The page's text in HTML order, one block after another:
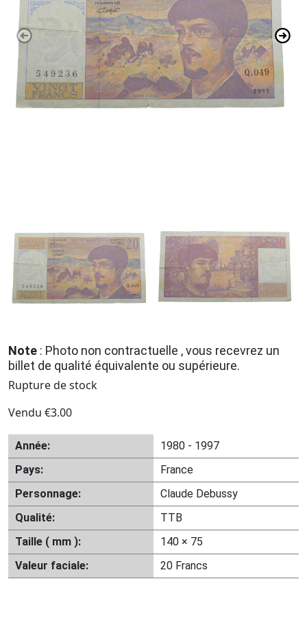
Note : Photo non contractuelle , vous recevrez un
billet de qualité équivalente ou supérieure.
Rupture de stock
Vendu €3.00
Année:
1980 - 1997
Pays:
France
Personnage:
Claude Debussy
Qualité:
TTB
Taille ( mm ):
140 × 75
Valeur faciale:
20 Francs